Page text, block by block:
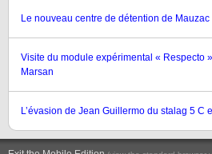
Le nouveau centre de détention de
Visite du module expérimental « Respecto
Marsan
L’évasion de Jean Guillermo du stalag 5 C